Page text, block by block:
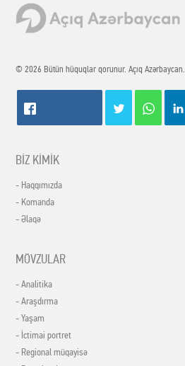
© 2026 Bütün hüquqlar qorunur. Açıq Azərbaycan.
BİZ KİMİK
- Haqqımızda
- Komanda
- Əlaqə
MÖVZULAR
- Analitika
- Araşdırma
- Yaşam
- İctimai portret
- Regional müqayisə